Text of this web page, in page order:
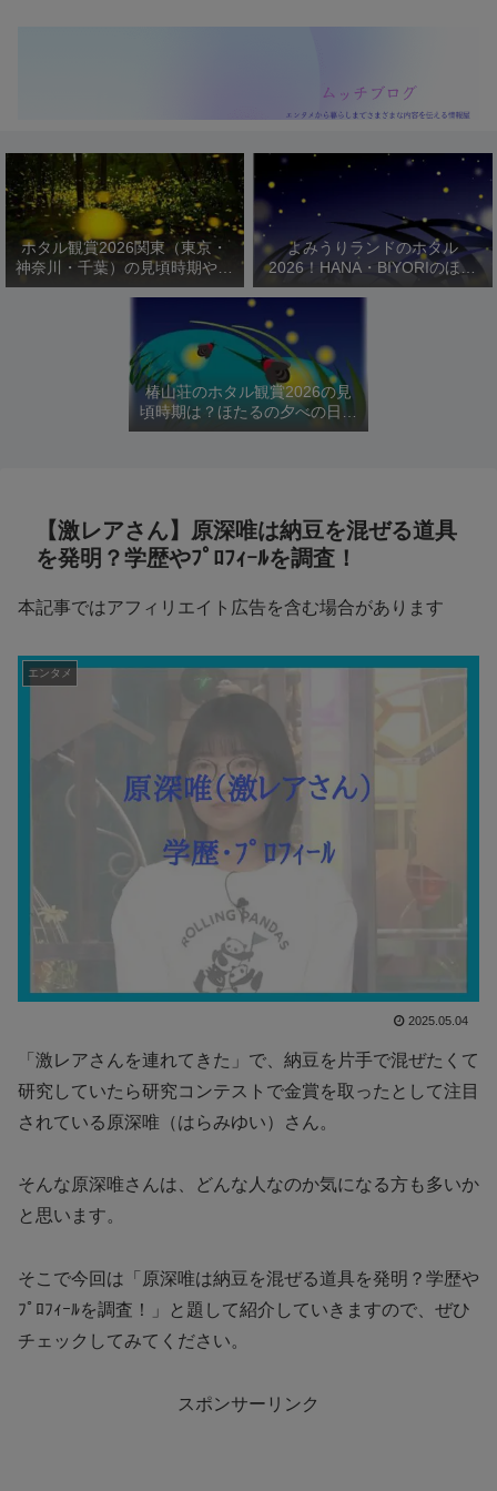
ホタル観賞2026関東（東京・
神奈川・千葉）の見頃時期やお
すすめスポットを紹介！
よみうりランドのホタル
2026！HANA・BIYORIのほた
るびより開催日程や駐車場は？
椿山荘のホタル観賞2026の見
頃時期は？ほたるの夕べの日程
や料金を紹介！
【激レアさん】原深唯は納豆を混ぜる道具
を発明？学歴やﾌﾟﾛﾌｨｰﾙを調査！
本記事ではアフィリエイト広告を含む場合があります
エンタメ
2025.05.04
「激レアさんを連れてきた」で、納豆を片手で混ぜたくて
研究していたら研究コンテストで金賞を取ったとして注目
されている原深唯（はらみゆい）さん。
そんな原深唯さんは、どんな人なのか気になる方も多いか
と思います。
そこで今回は「原深唯は納豆を混ぜる道具を発明？学歴や
ﾌﾟﾛﾌｨｰﾙを調査！」と題して紹介していきますので、ぜひ
チェックしてみてください。
スポンサーリンク